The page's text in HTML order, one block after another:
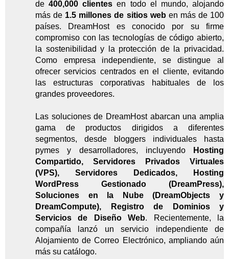
de400,000 clientes en todo el mundo, alojando
más de 1.5 millones de sitios web en más de 100
países. DreamHost es conocido por su firme
compromiso con las tecnologías de código abierto,
la sostenibilidad y la protección de la privacidad.
Como empresa independiente, se distingue al
ofrecer servicios centrados en el cliente, evitando
las estructuras corporativas habituales de los
grandes proveedores.
Las soluciones de DreamHost abarcan una amplia
gama de productos dirigidos a diferentes
segmentos, desde bloggers individuales hasta
pymes y desarrolladores, incluyendo
Hosting
Compartido, Servidores Privados Virtuales
(VPS), Servidores Dedicados, Hosting
WordPress Gestionado (DreamPress),
Soluciones en la Nube (DreamObjects y
DreamCompute), Registro de Dominios y
Servicios de Diseño Web. Recientemente, la
compañía lanzó un servicio independiente de
Alojamiento de Correo Electrónico, ampliando aún
más su catálogo.